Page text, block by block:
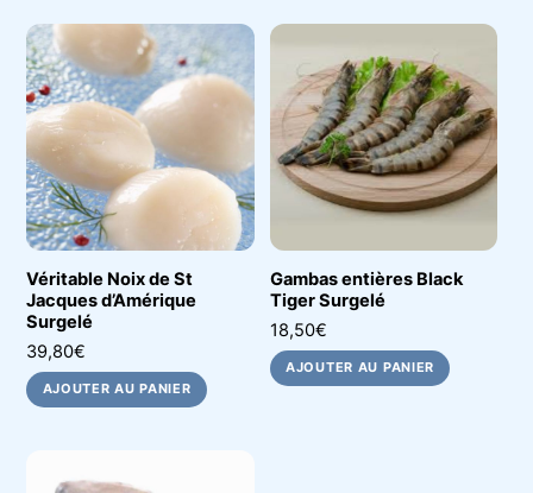
Véritable Noix de St
Jacques d’Amérique
Surgelé
39,80€
AJOUTER AU PANIER
Gambas entières Black
Tiger Surgelé
18,50€
AJOUTER AU PANIER